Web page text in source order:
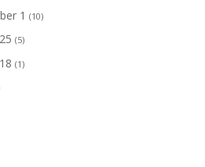
1 (10)
(5)
(1)